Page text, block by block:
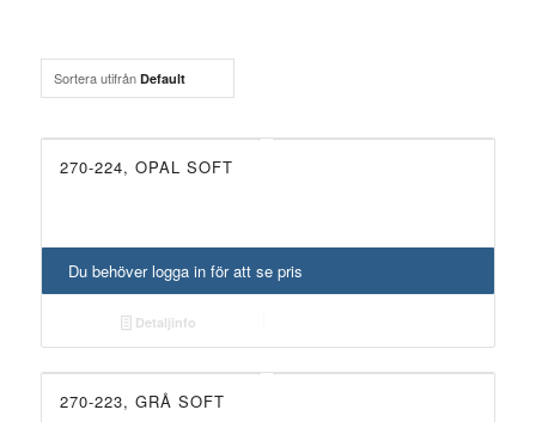
Sortera utifrån Default
270-224, OPAL SOFT
Du behöver logga in för att se pris
Detaljinfo
270-223, GRÅ SOFT